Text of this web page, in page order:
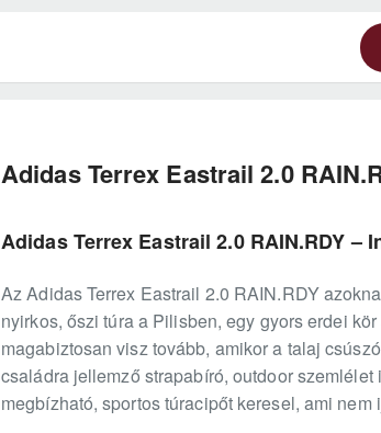
Adidas Terrex Eastrail 2.0
Adidas Terrex Eastrail 2.0 RAIN.RDY
Az Adidas Terrex Eastrail 2.0 RAIN.RDY
nyirkos, őszi túra a Pilisben, egy gyors erdei
magabiztosan visz tovább, amikor a talaj
családra jellemző strapabíró, outdoor
megbízható, sportos túracipőt keresel, ami